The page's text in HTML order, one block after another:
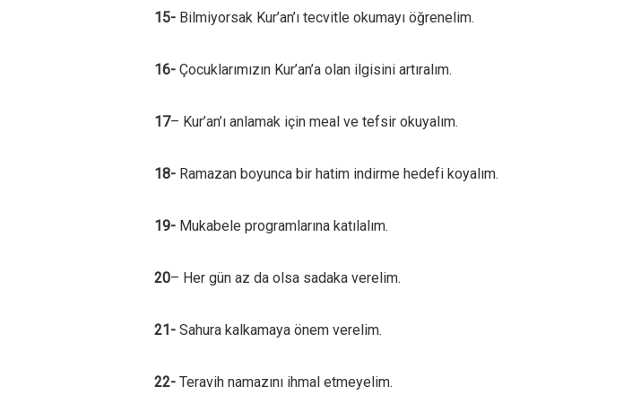
15- Bilmiyorsak Kur’an’ı tecvitle okumayı öğrenelim.
16- Çocuklarımızın Kur’an’a olan ilgisini artıralım.
17– Kur’an’ı anlamak için meal ve tefsir okuyalım.
18- Ramazan boyunca bir hatim indirme hedefi koyalım.
19- Mukabele programlarına katılalım.
20– Her gün az da olsa sadaka verelim.
21- Sahura kalkamaya önem verelim.
22- Teravih namazını ihmal etmeyelim.